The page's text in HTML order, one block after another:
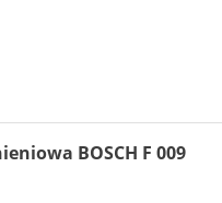
BOSCH F 009